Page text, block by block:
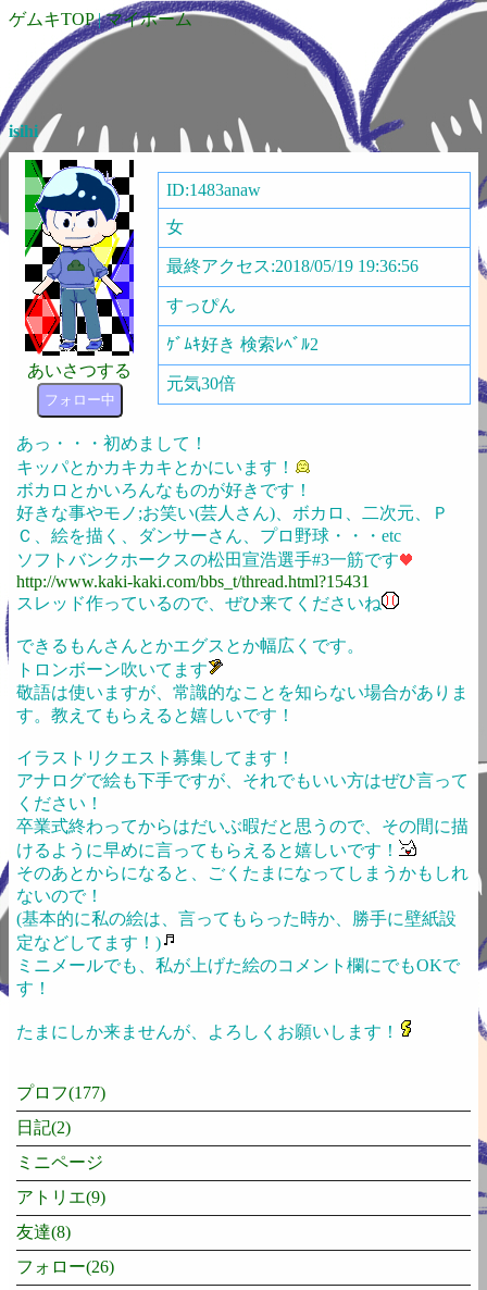
ゲムキTOP|マイホーム
isihi
あいさつする
フォロー中
ID:1483anaw
女
最終アクセス:2018/05/19 19:36:56
すっぴん
ｹﾞﾑｷ好き 検索ﾚﾍﾞﾙ2
元気30倍
あっ・・・初めまして！
キッパとかカキカキとかにいます！
ボカロとかいろんなものが好きです！
好きな事やモノ;お笑い(芸人さん)、ボカロ、二次元、Ｐ
Ｃ、絵を描く、ダンサーさん、プロ野球・・・etc
ソフトバンクホークスの松田宣浩選手#3一筋です
http://www.kaki-kaki.com/bbs_t/thread.html?15431
スレッド作っているので、ぜひ来てくださいね
できるもんさんとかエグスとか幅広くです。
トロンボーン吹いてます
敬語は使いますが、常識的なことを知らない場合がありま
す。教えてもらえると嬉しいです！
イラストリクエスト募集してます！
アナログで絵も下手ですが、それでもいい方はぜひ言って
ください！
卒業式終わってからはだいぶ暇だと思うので、その間に描
けるように早めに言ってもらえると嬉しいです！
そのあとからになると、ごくたまになってしまうかもしれ
ないので！
(基本的に私の絵は、言ってもらった時か、勝手に壁紙設
定などしてます！)
ミニメールでも、私が上げた絵のコメント欄にでもOKで
す！
たまにしか来ませんが、よろしくお願いします！
プロフ(177)
日記(2)
ミニページ
アトリエ(9)
友達(8)
フォロー(26)